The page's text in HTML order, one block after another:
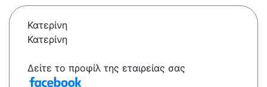
Κατερίνη
Κατερίνη
Δείτε το προφίλ της εταιρείας σας